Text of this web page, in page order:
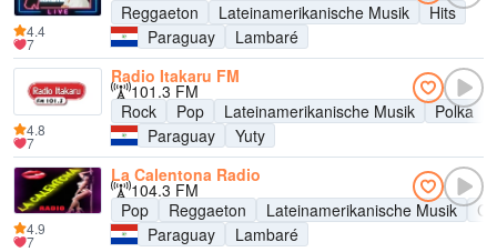
Reggaeton
Lateinamerikanische Musik
Hits
Paraguay
Lambaré
4.4
7
Radio Itakaru FM
101.3 FM
Rock
Pop Lateinamerikanische Musik
Polka
Paraguay
Yuty
4.8
7
La Calentona Radio
104.3 FM
Pop
Reggaeton Lateinamerikanische Musik
Paraguay
Lambaré
4.9
7